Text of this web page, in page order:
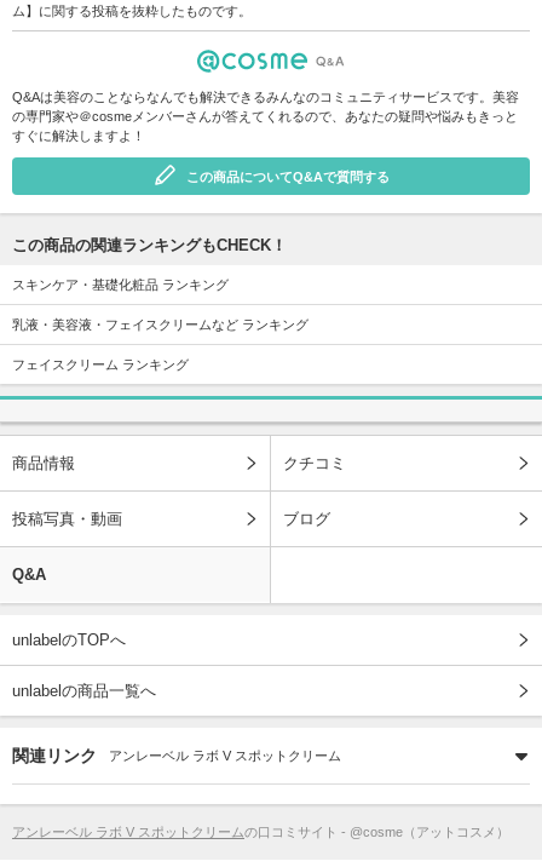
ム】に関する投稿を抜粋したものです。
Q&Aは美容のことならなんでも解決できるみんなのコミュニティサービスです。美容
の専門家や＠cosmeメンバーさんが答えてくれるので、あなたの疑問や悩みもきっと
すぐに解決しますよ！
この商品についてQ&Aで質問する
この商品の関連ランキングもCHECK！
スキンケア・基礎化粧品 ランキング
乳液・美容液・フェイスクリームなど ランキング
フェイスクリーム ランキング
商品情報 クチコミ
投稿写真・動画 ブログ
Q&A
unlabelのTOPへ
unlabelの商品一覧へ
関連リンク アンレーベル ラボ V スポットクリーム
アンレーベル ラボ V スポットクリームの口コミサイト - @cosme（アットコスメ）